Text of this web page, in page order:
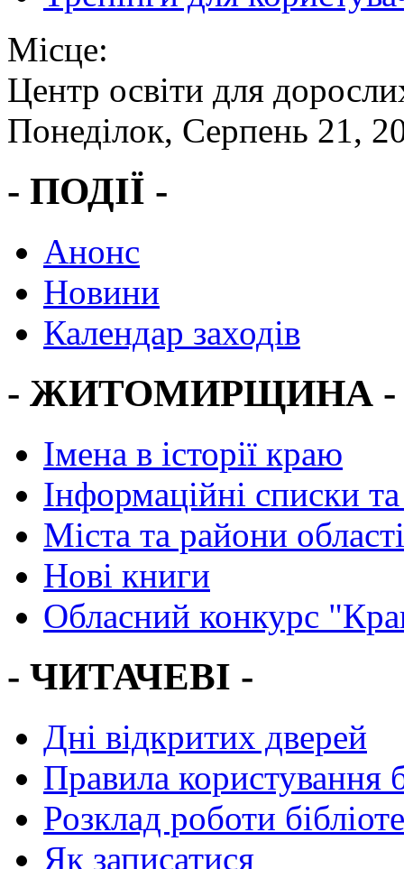
Місце:
Центр освіти для
Понеділок, Серпень 21,
- ПОДІЇ -
Анонс
Новини
Календар заходів
- ЖИТОМИРЩИНА -
Імена в історії краю
Інформаційні списки
Міста та райони області
Нові книги
Обласний конкурс
- ЧИТАЧЕВІ -
Дні відкритих дверей
Правила користування
Розклад роботи
Як записатися